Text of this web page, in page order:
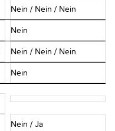
Nein / Nein / Nein
Nein
Nein / Nein / Nein
Nein
Nein / Ja